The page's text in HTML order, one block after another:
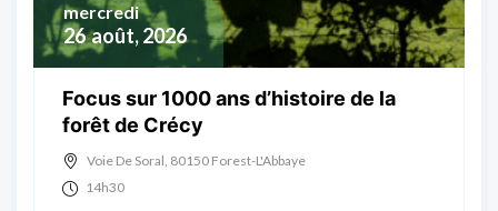
26 août, 2026
mercredi
Focus sur 1000 ans d’histoire de la
forêt de Crécy
Voie De Soral, 80150 Forest-L'Abbaye
14h30